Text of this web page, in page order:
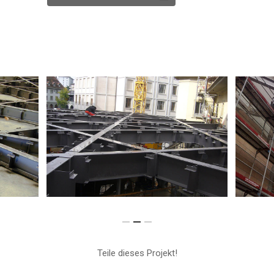
Teile dieses Projekt!